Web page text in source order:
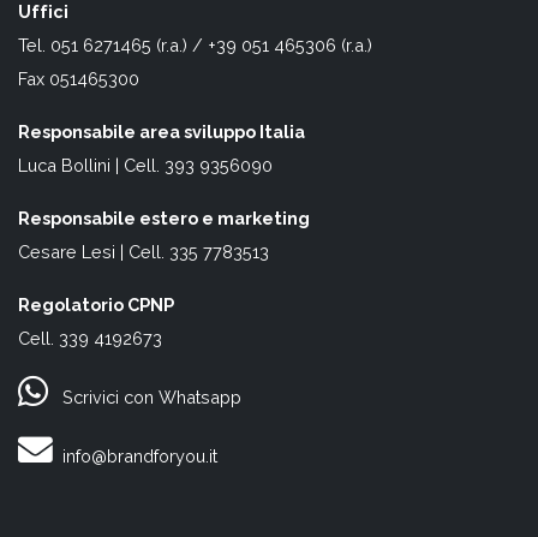
Uffici
Tel. 051 6271465 (r.a.) / +39 051 465306 (r.a.)
Fax 051465300
Responsabile area sviluppo Italia
Luca Bollini | Cell. 393 9356090
Responsabile estero e marketing
Cesare Lesi | Cell. 335 7783513
Regolatorio CPNP
Cell. 339 4192673
Scrivici con Whatsapp
info@brandforyou.it